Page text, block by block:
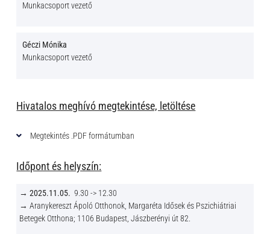
Munkacsoport vezető
Géczi Mónika
Munkacsoport vezető
Hivatalos meghívó megtekintése, letöltése
Megtekintés .PDF formátumban
Időpont és helyszín:
→2025.11.05. 9.30 -> 12.30
→ Aranykereszt Ápoló Otthonok, Margaréta Idősek és Pszichiátriai
Betegek Otthona; 1106 Budapest, Jászberényi út 82.